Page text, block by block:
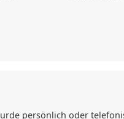
Aparthotel Münchens
persönlich oder